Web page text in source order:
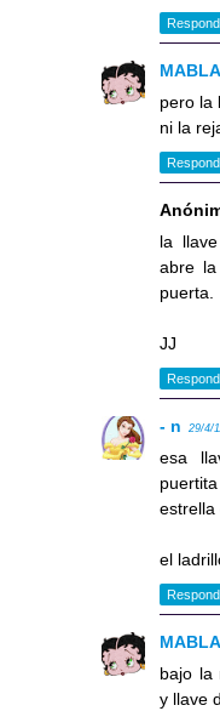
MABLA
pero la
ni la
la
abre
puerta.
JJ
- n 29/4/
esa
estrella
el
MABLA
bajo la
y llave